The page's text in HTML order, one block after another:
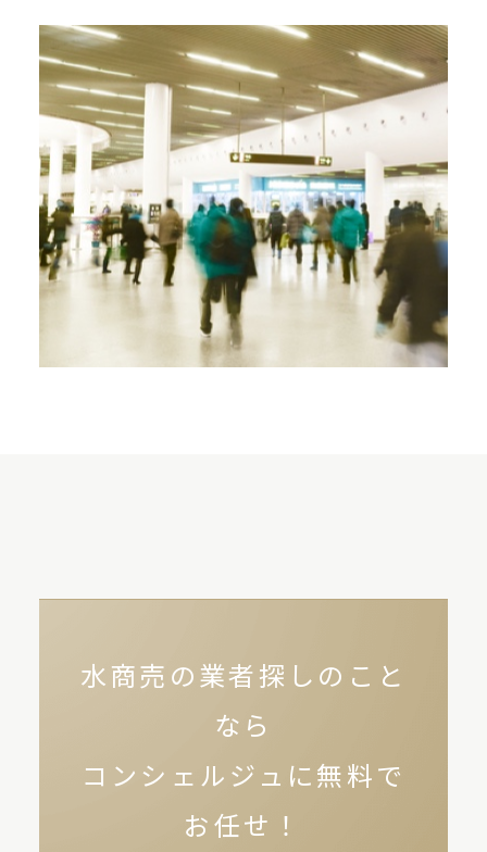
水商売の業者探しのこと
なら
コンシェルジュに無料で
お任せ！